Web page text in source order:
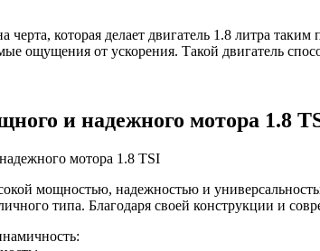
черта, которая делает двигатель 1.8 литра
ощущения от ускорения. Такой двигатель
и надежного мотора 1.8
мощностью, надежностью и
типа. Благодаря своей конструкции и